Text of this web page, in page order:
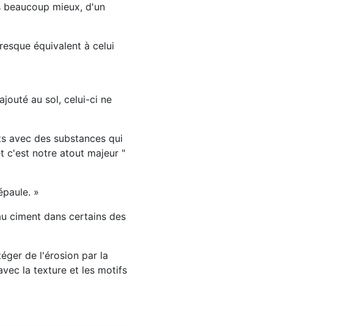
mieux, d'un
équivalent à celui
au sol, celui-ci ne
avec des substances qui
c'est notre atout majeur "
»
ciment dans certains des
de l'érosion par la
la texture et les motifs